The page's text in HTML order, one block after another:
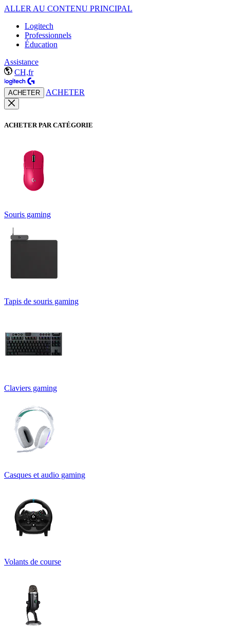
ALLER AU CONTENU PRINCIPAL
Logitech
Professionnels
Éducation
Assistance
CH,fr
ACHETER ACHETER
ACHETER PAR CATÉGORIE
Souris gaming
Tapis de souris gaming
Claviers gaming
Casques et audio gaming
Volants de course